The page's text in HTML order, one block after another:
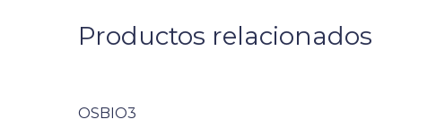
Productos relacionados
OSBIO3